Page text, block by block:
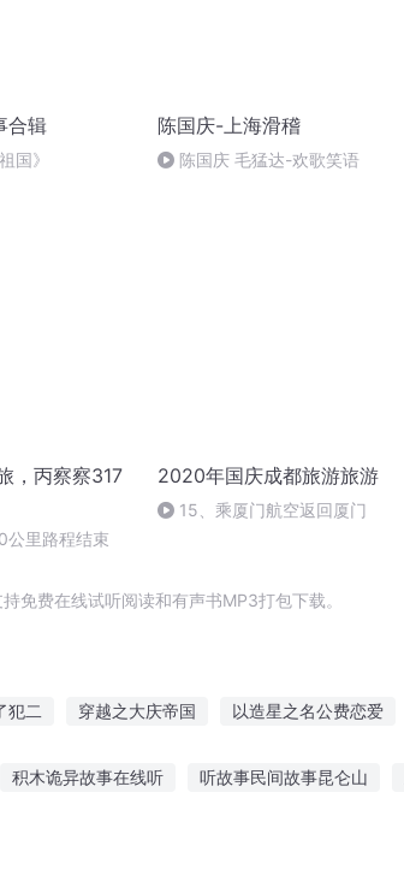
合辑
国》
陈国庆-上海滑稽
陈国庆 毛猛达-欢歌笑语
，丙察察317
公里路程结束
2020年国庆成都旅游旅游
15、乘厦门航空返回厦门
免费在线试听阅读和有声书MP3打包下载。
犯二 穿越之大庆帝国 以造星之名公费恋爱
积木诡异故事在线听 听故事民间故事昆仑山